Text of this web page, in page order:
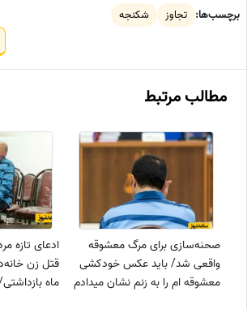
برچسب‌ها: تجاوز
شکنجه
مطالب مرتبط
صحنه‌سازی برای مرگ معشوقه
واقعی شد/ باید عکس خودکشی
معشوقه ام را به زنم نشان میدادم
ادعای تازه
ماه